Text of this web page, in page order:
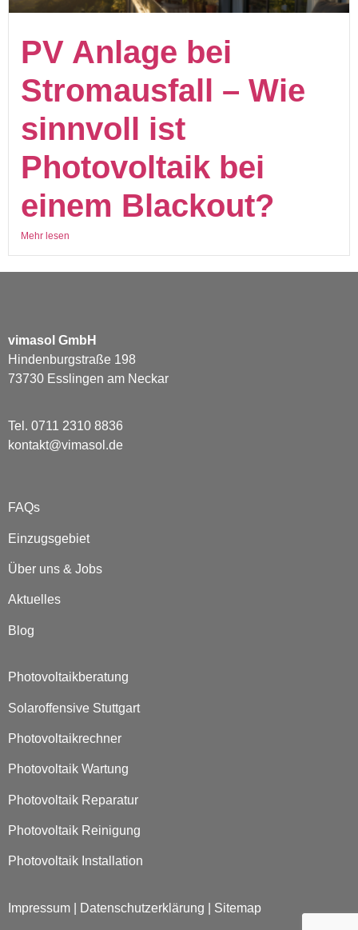
PV Anlage bei
Stromausfall – Wie
sinnvoll ist
Photovoltaik bei
einem Blackout?
Mehr lesen
vimasol GmbH
Hindenburgstraße 198
73730 Esslingen am Neckar
Tel. 0711 2310 8836
kontakt@vimasol.de
FAQs
Einzugsgebiet
Über uns & Jobs
Aktuelles
Blog
Photovoltaikberatung
Solaroffensive Stuttgart
Photovoltaikrechner
Photovoltaik Wartung
Photovoltaik Reparatur
Photovoltaik Reinigung
Photovoltaik Installation
Impressum Datenschutzerklärung Sitemap